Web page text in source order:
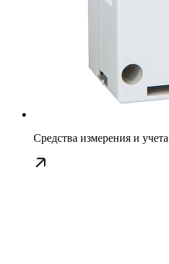
Средства измерения и учета